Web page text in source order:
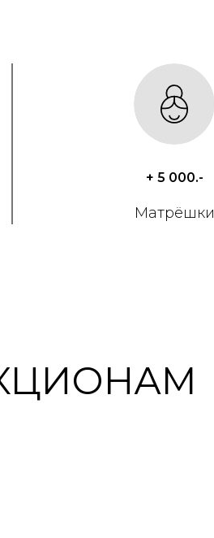
+ 5 000.-
Матрёшки